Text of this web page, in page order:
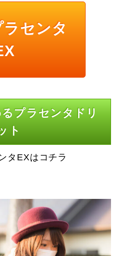
センタ
プラセンタドリ
ト
タEXはコチラ